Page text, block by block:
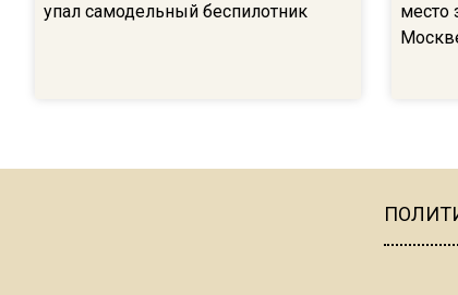
упал самодельный беспилотник
место